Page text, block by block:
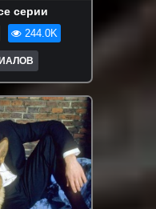
серии
244.0K